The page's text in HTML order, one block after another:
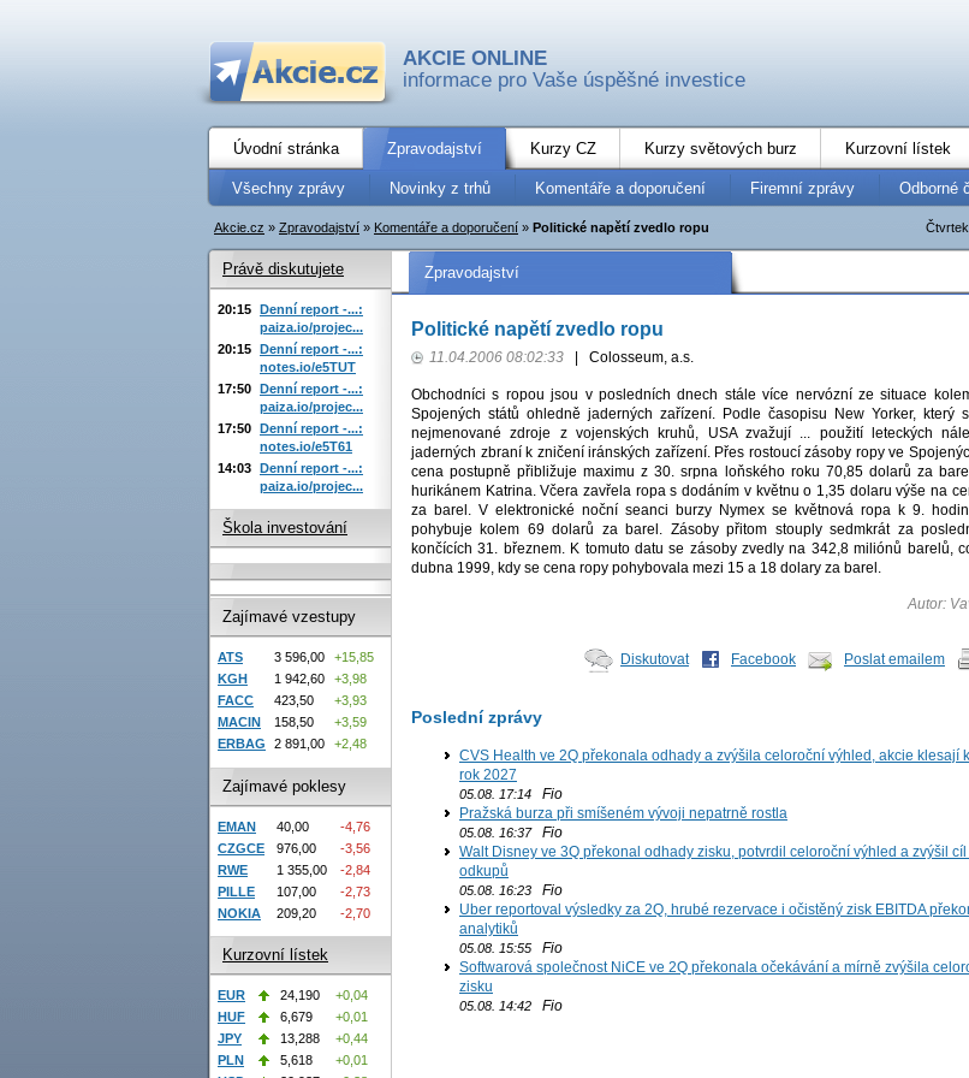
AKCIE ONLINE
informace pro Vaše úspěšné investice
Úvodní stránka Zpravodajství Kurzy CZ Kurzy světových burz Kurzovní lístek
Všechny zprávy Novinky z trhů Komentáře a doporučení Firemní zprávy Odborné
Akcie.cz » Zpravodajství » Komentáře a doporučení » Politické napětí zvedlo ropu
Zpravodajství
Politické napětí zvedlo ropu
11.04.2006 08:02:33 Colosseum, a.s.
Obchodníci s ropou jsou v posledních dnech stále více nervózní ze situace
Spojených států ohledně jaderných zařízení. Podle časopisu New Yorker, který
nejmenované zdroje z vojenských kruhů, USA zvažují ... použití leteckých
jaderných zbraní k zničení iránských zařízení. Přes rostoucí zásoby ropy ve
cena postupně přibližuje maximu z 30. srpna loňského roku 70,85 dolarů za
hurikánem Katrina. Včera zavřela ropa s dodáním v květnu o 1,35 dolaru výše na
za barel. V elektronické noční seanci burzy Nymex se květnová ropa k 9.
pohybuje kolem 69 dolarů za barel. Zásoby přitom stouply sedmkrát za
končících 31. březnem. K tomuto datu se zásoby zvedly na 342,8 miliónů barelů,
dubna 1999, kdy se cena ropy pohybovala mezi 15 a 18 dolary za barel.
Autor:
Diskutovat Facebook Poslat emailem
Poslední zprávy
CVS Health ve 2Q překonala odhady a zvýšila celoroční výhled, akcie klesají
rok 2027
05.08. 17:14 Fio
Pražská burza při smíšeném vývoji nepatrně rostla
05.08. 16:37Fio
Walt Disney ve 3Q překonal odhady zisku, potvrdil celoroční výhled a zvýšil cíl
odkupů
05.08. 16:23 Fio
Uber reportoval výsledky za 2Q, hrubé rezervace i očistěný zisk EBITDA
analytiků
05.08. 15:55 Fio
Softwarová společnost NiCE ve 2Q překonala očekávání a mírně zvýšila
zisku
05.08. 14:42 Fio
Právě diskutujete
20:15 Denní report -...:
paiza.io/projec...
20:15 Denní report -...:
notes.io/e5TUT
17:50 Denní report -...:
paiza.io/projec...
17:50 Denní report -...:
notes.io/e5T61
14:03 Denní report -...:
paiza.io/projec...
Škola investování
Zajímavé vzestupy
ATS 3 596,00
+15,85
KGH
1 942,60
+3,98
FACC
423,50
+3,93
MACIN
158,50
+3,59
ERBAG
2 891,00 +2,48
Zajímavé poklesy
EMAN 40,00
-4,76
CZGCE
976,00
-3,56
RWE
1 355,00
-2,84
PILLE
107,00
-2,73
NOKIA
209,20 -2,70
Kurzovní lístek
EUR 24,190
+0,04
HUF
6,679
+0,01
JPY
13,288
+0,44
PLN
5,618
+0,01